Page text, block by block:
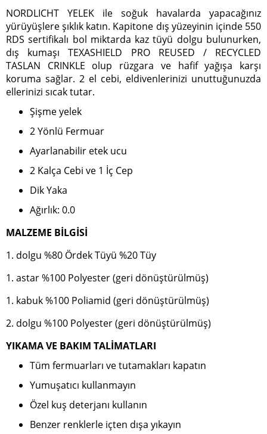
NORDLICHT YELEK ile soğuk havalarda yapacağınız
yürüyüşlere şıklık katın. Kapitone dış yüzeyinin içinde 550
RDS sertifikalı bol miktarda kaz tüyü dolgu bulunurken,
dış kumaşı TEXASHIELD PRO REUSED / RECYCLED
TASLAN CRINKLE olup rüzgara ve hafif yağışa karşı
koruma sağlar. 2 el cebi, eldivenlerinizi unuttuğunuzda
ellerinizi sıcak tutar.
Şişme yelek
2 Yönlü Fermuar
Ayarlanabilir etek ucu
2 Kalça Cebi ve 1 İç Cep
Dik Yaka
Ağırlık: 0.0
MALZEME BİLGİSİ
1. dolgu %80 Ördek Tüyü %20 Tüy
1. astar %100 Polyester (geri dönüştürülmüş)
1. kabuk %100 Poliamid (geri dönüştürülmüş)
2. dolgu %100 Polyester (geri dönüştürülmüş)
YIKAMA VE BAKIM TALİMATLARI
Tüm fermuarları ve tutamakları kapatın
Yumuşatıcı kullanmayın
Özel kuş deterjanı kullanın
Benzer renklerle içten dışa yıkayın